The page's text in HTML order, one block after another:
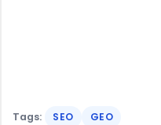
Tags: SEO GEO